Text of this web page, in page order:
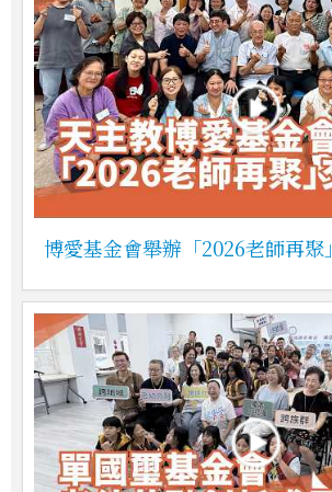
博愛基金會舉辦「2026老師再聚」